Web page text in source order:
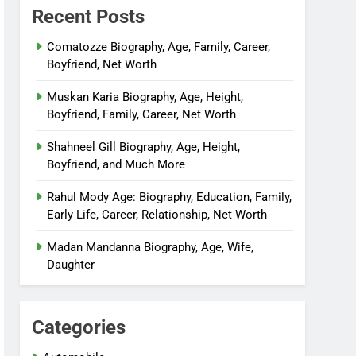
Recent Posts
Comatozze Biography, Age, Family, Career,
Boyfriend, Net Worth
Muskan Karia Biography, Age, Height,
Boyfriend, Family, Career, Net Worth
Shahneel Gill Biography, Age, Height,
Boyfriend, and Much More
Rahul Mody Age: Biography, Education, Family,
Early Life, Career, Relationship, Net Worth
Madan Mandanna Biography, Age, Wife,
Daughter
Categories